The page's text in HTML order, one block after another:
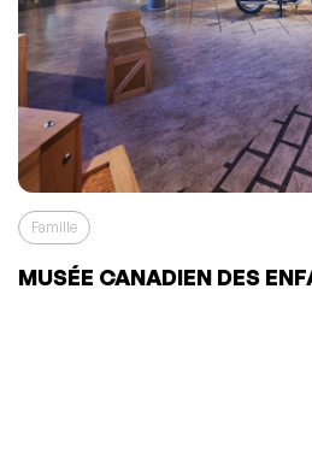
Famille
MUSÉE CANADIEN DES